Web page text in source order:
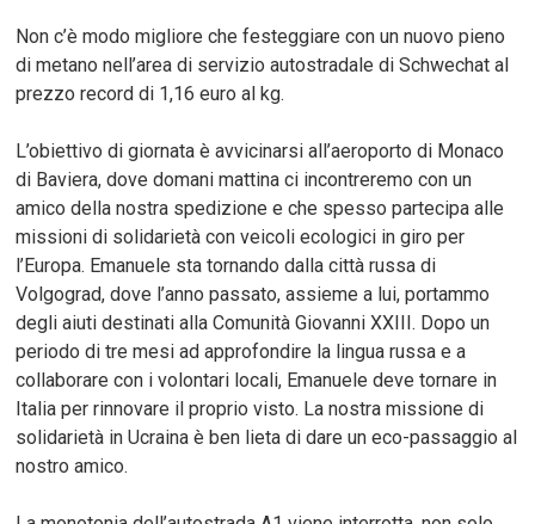
Non c’è modo migliore che festeggiare con un nuovo pieno
di metano nell’area di servizio autostradale di Schwechat al
prezzo record di 1,16 euro al kg.
L’obiettivo di giornata è avvicinarsi all’aeroporto di Monaco
di Baviera, dove domani mattina ci incontreremo con un
amico della nostra spedizione e che spesso partecipa alle
missioni di solidarietà con veicoli ecologici in giro per
l’Europa. Emanuele sta tornando dalla città russa di
Volgograd, dove l’anno passato, assieme a lui, portammo
degli aiuti destinati alla Comunità Giovanni XXIII. Dopo un
periodo di tre mesi ad approfondire la lingua russa e a
collaborare con i volontari locali, Emanuele deve tornare in
Italia per rinnovare il proprio visto. La nostra missione di
solidarietà in Ucraina è ben lieta di dare un eco-passaggio al
nostro amico.